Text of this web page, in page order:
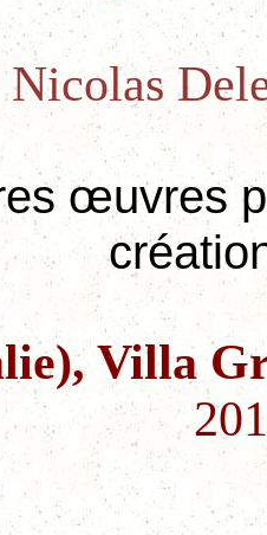
Nicolas
œuvres
Villa